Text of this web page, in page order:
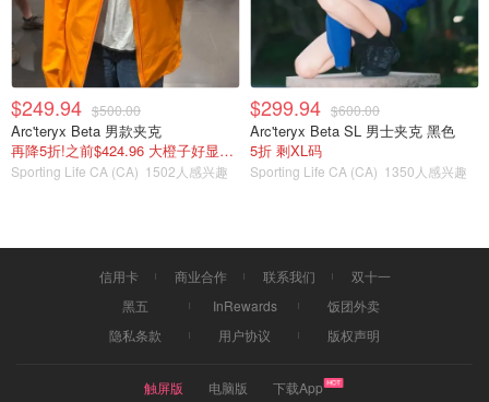
8.压平后如下图，这样折好像一顶帽子。
$249.94 $500.00
Arc'teryx Beta 男款夹克
再降5折!之前$424.96 大橙子好显白 蹲补
Sporting Life CA (CA) 1502人感兴趣
$299.94 $600.00
Arc'teryx Beta SL 男士夹克 黑色
5折 剩XL码
Sporting Life CA (CA) 1350人感兴趣
信用卡 商业合作 联系我们
双十一
黑五
InRewards
饭团外卖
隐私条款
用户协议 版权声明
触屏版 电脑版 下载App